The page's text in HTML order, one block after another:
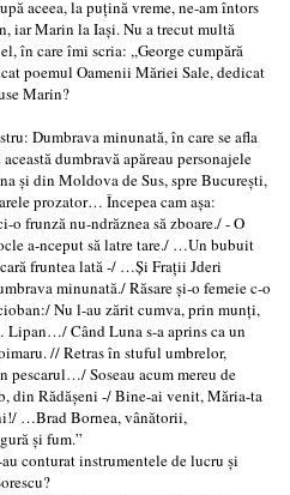
aceea, la puţină vreme, ne-am întors
iar Marin la Iaşi. Nu a trecut multă
în care îmi scria: ,,George cumpără
poemul Oamenii Măriei Sale, dedicat
Marin?
Dumbrava minunată, în care se afla
dumbravă apăreau personajele
şi din Moldova de Sus, spre Bucureşti,
prozator… Începea cam aşa:
o frunză nu-ndrăznea să zboare./ - O
a-nceput să latre tare./ …Un bubuit
fruntea lată -/ …Şi Fraţii Jderi
minunată./ Răsare şi-o femeie c-o
Nu l-au zărit cumva, prin munţi,
Când Luna s-a aprins ca un
// Retras în stuful umbrelor,
pescarul…/ Soseau acum mereu de
din Rădăşeni -/ Bine-ai venit, Măria-ta
…Brad Bornea, vânătorii,
şi fum.”
conturat instrumentele de lucru şi